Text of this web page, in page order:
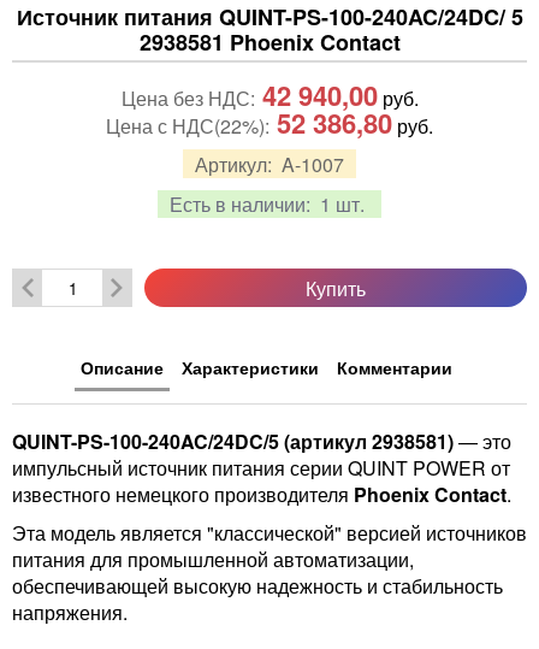
Источник питания QUINT-PS-100-240AC/24DC/ 5
2938581 Phoenix Contact
Артикул: A-1007
Есть в наличии: 1 шт.
Цена без НДС: 42 940,00руб.
Цена с НДС(22%): 52 386,80 руб.
Купить
Описание Характеристики Комментарии
QUINT-PS-100-240AC/24DC/5 (артикул 2938581)— это
импульсный источник питания серии QUINT POWER от
известного немецкого производителя Phoenix Contact.
Эта модель является "классической" версией источников
питания для промышленной автоматизации,
обеспечивающей высокую надежность и стабильность
напряжения.